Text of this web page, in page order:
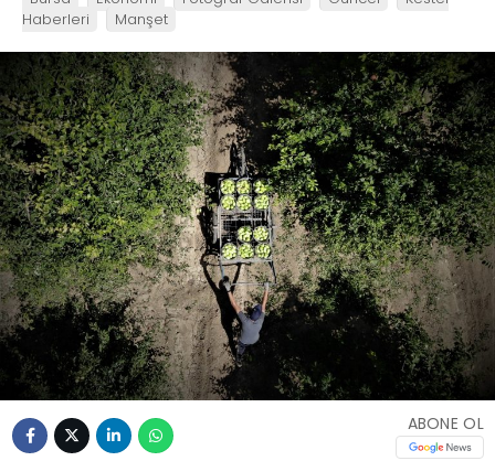
Haberleri
Manşet
ABONE OL